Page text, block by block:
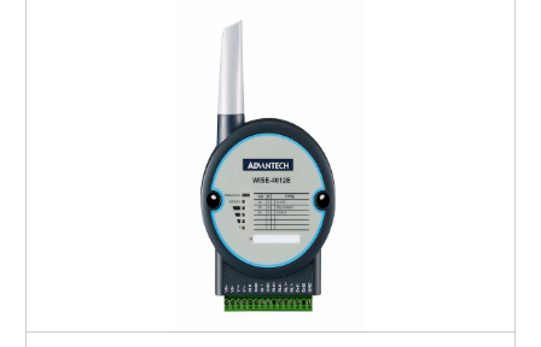
加速硬體的深度神經網絡運算
與前一代相比增加10倍的的運算效能
OpenVINO™工具包